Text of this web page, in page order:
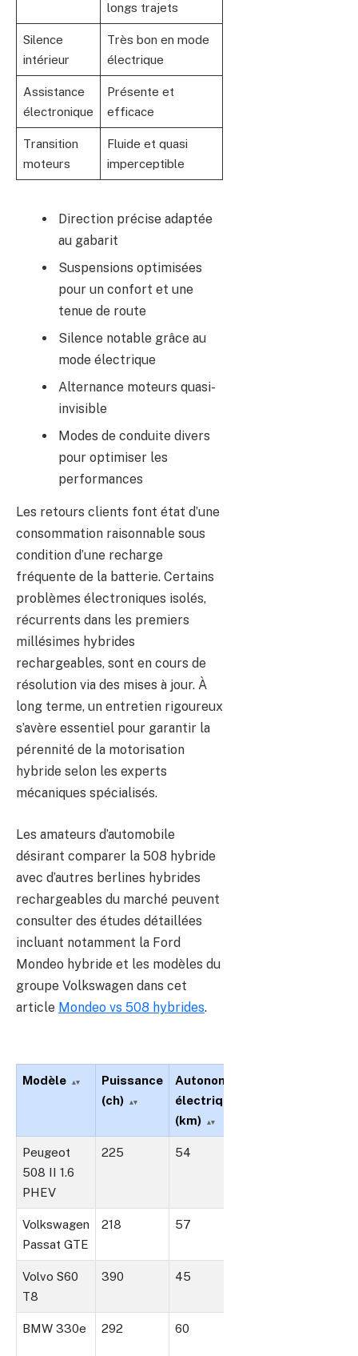
longs trajets
Silence
intérieur
Très bon en mode
électrique
Assistance
électronique
Présente et
efficace
Transition
moteurs
Fluide et quasi
imperceptible
Direction précise adaptée
au gabarit
Suspensions optimisées
pour un confort et une
tenue de route
Silence notable grâce au
mode électrique
Alternance moteurs quasi-
invisible
Modes de conduite divers
pour optimiser les
performances
Les retours clients font état d’une
consommation raisonnable sous
condition d’une recharge
fréquente de la batterie. Certains
problèmes électroniques isolés,
récurrents dans les premiers
millésimes hybrides
rechargeables, sont en cours de
résolution via des mises à jour. À
long terme, un entretien rigoureux
s’avère essentiel pour garantir la
pérennité de la motorisation
hybride selon les experts
mécaniques spécialisés.
Les amateurs d’automobile
désirant comparer la 508 hybride
avec d’autres berlines hybrides
rechargeables du marché peuvent
consulter des études détaillées
incluant notamment la Ford
Mondeo hybride et les modèles du
groupe Volkswagen dans cet
article Mondeo vs 508 hybrides.
Modèle
Puissance
(ch)
Autonomie
électrique
(km)
Peugeot
508 II 1.6
PHEV
225 54
Volkswagen
Passat GTE
218 57
Volvo S60
T8
390 45
BMW 330e 292 60